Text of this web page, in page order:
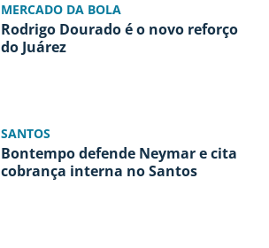
MERCADO DA BOLA
Rodrigo Dourado é o novo reforço
do Juárez
SANTOS
Bontempo defende Neymar e cita
cobrança interna no Santos